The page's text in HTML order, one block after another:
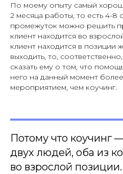
По моему опыту самый
2 месяца работы, то есть 4-8
промежуток можно решить
клиент находится во
клиент находится в позиции
выходить, то,
сказать ему о том, что
него на данный момент
мероприятием, чем коучинг.
Потому что коучинг
двух людей, оба из
во взрослой